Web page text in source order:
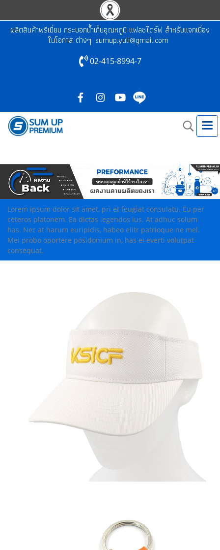
ผลิตสินค้าพรีเมี่ยม กระบอกน้ำเก็บอุณหภูมิ แฟลชไดร์ฟ สำหรับแจกเนื่อง
ในโอกาส ต่างๆ sumup.yuli@gmail.com
02-415-8994-7
Lorem ipsum dolor sit amet, pri et feugiat consulatu. Eu per
ceteros platonem. Ea dictas legendos ius. At adhuc solum
has. Nec at harum euripidis, habeo elitr patrioque ne mel.
Mei probo oportere posidonium in, has ei everti volutpat
consequat.